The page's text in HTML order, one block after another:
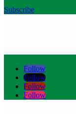
Subscribe
Follow
Follow
Follow
Follow